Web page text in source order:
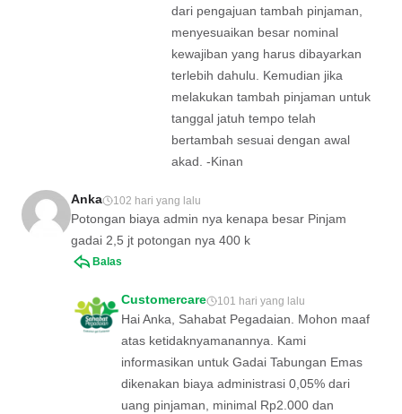
dari pengajuan tambah pinjaman,
menyesuaikan besar nominal
kewajiban yang harus dibayarkan
terlebih dahulu. Kemudian jika
melakukan tambah pinjaman untuk
tanggal jatuh tempo telah
bertambah sesuai dengan awal
akad. -Kinan
Anka 102 hari yang lalu
Potongan biaya admin nya kenapa besar Pinjam
gadai 2,5 jt potongan nya 400 k
Balas
Customercare 101 hari yang lalu
Hai Anka, Sahabat Pegadaian. Mohon maaf
atas ketidaknyamanannya. Kami
informasikan untuk Gadai Tabungan Emas
dikenakan biaya administrasi 0,05% dari
uang pinjaman, minimal Rp2.000 dan